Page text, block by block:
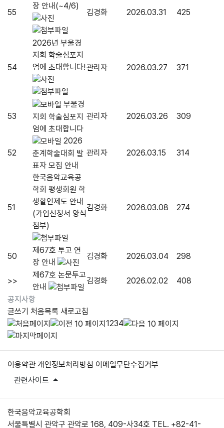
공지사항
55
장 안내(~4/6)
김경화 2026.03.31 425
54
2026년 부울경
지회 학술심포지
엄에 초대합니다!관리자 2026.03.27 371
53
부울경
지회 학술심포지
엄에 초대합니다
관리자 2026.03.26 309
52
2026
춘계학술대회 발
표자 모집 안내
관리자 2026.03.15 314
51
한국음악교육공
학회 평생회원 학
생할인제도 안내
(가입신청서 양식
첨부)
김경화 2026.03.08 274
50
제67호 투고 연
장 안내
김경화 2026.03.04 298
>>
제67호 논문투고
안내
김경화 2026.02.02 408
글쓰기 처음목록 새로고침
1234
이용약관 개인정보처리방침 이메일무단수집거부
관련사이트
한국음악교육공학회
서울특별시 관악구 관악로 168, 409-사34호 TEL. +82-41-